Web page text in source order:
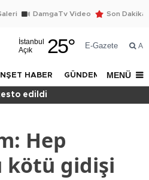
DamgaTv Video Son Dakika
İstanbul
Açık
25° E-Gazete Ara
HABER GÜNDEM DÜNYA
MENÜ
edildi
Hep
kötü gidişi